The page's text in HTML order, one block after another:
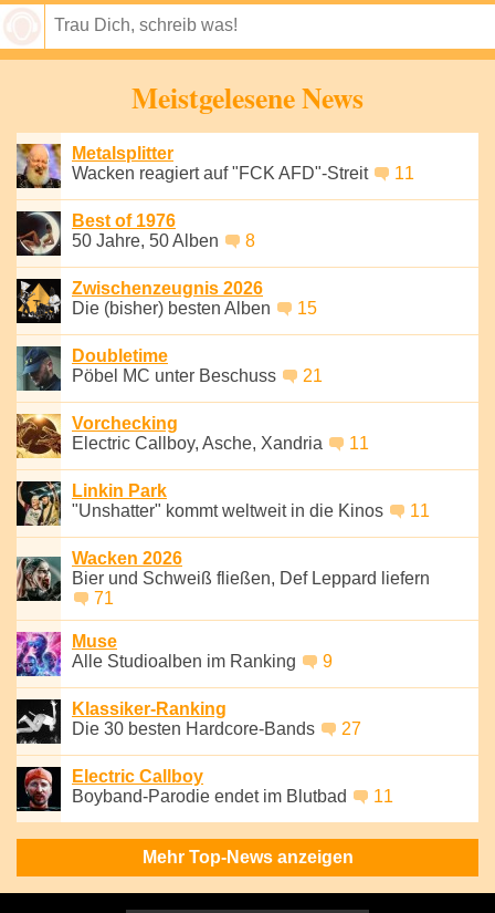
Meistgelesene News
Metalsplitter
Wacken reagiert auf "FCK AFD"-Streit
11
Best of 1976
50 Jahre, 50 Alben
8
Zwischenzeugnis 2026
Die (bisher) besten Alben
15
Doubletime
Pöbel MC unter Beschuss
21
Vorchecking
Electric Callboy, Asche, Xandria
11
Linkin Park
"Unshatter" kommt weltweit in die Kinos
11
Wacken 2026
Bier und Schweiß fließen, Def Leppard liefern
71
Muse
Alle Studioalben im Ranking
9
Klassiker-Ranking
Die 30 besten Hardcore-Bands
27
Electric Callboy
Boyband-Parodie endet im Blutbad
11
Mehr Top-News anzeigen